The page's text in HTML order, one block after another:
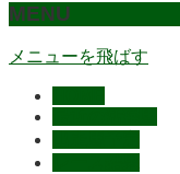
MENU
メニューを飛ばす